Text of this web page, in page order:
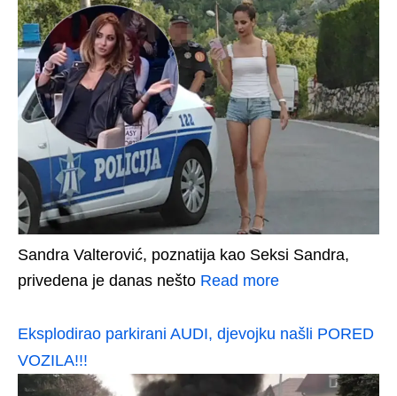
Sandra Valterović, poznatija kao Seksi Sandra,
privedena je danas nešto Read more
Eksplodirao parkirani AUDI, djevojku našli PORED
VOZILA!!!